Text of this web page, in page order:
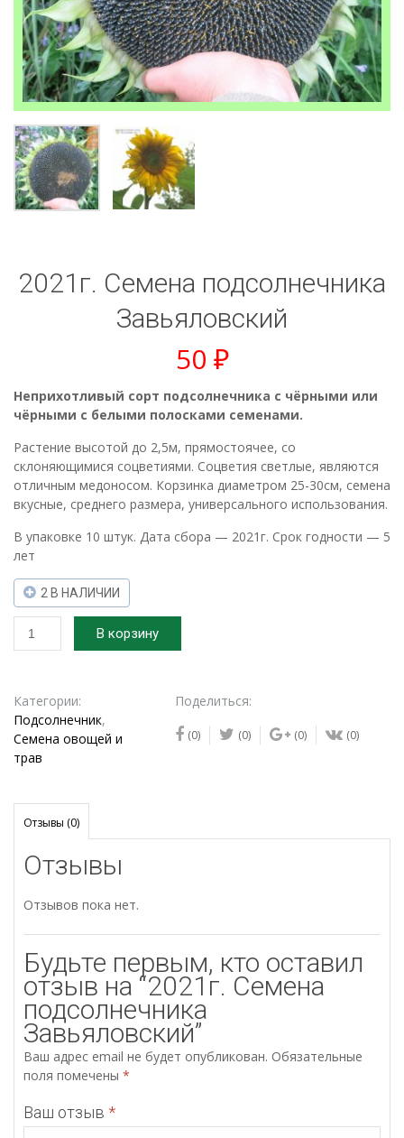
2021г. Семена подсолнечника
Завьяловский
50 ₽
Неприхотливый сорт подсолнечника с чёрными или
чёрными с белыми полосками семенами.
Растение высотой до 2,5м, прямостоячее, со
склоняющимися соцветиями. Соцветия светлые, являются
отличным медоносом. Корзинка диаметром 25-30см, семена
вкусные, среднего размера, универсального использования.
В упаковке 10 штук. Дата сбора — 2021г. Срок годности — 5
лет
2 В НАЛИЧИИ
Количество
товара
подсолнечника
Завьяловский
В корзину
Категории:
Подсолнечник,
Семена овощей и
трав
Поделиться:
(0) (0) (0) (0)
Отзывы (0)
Отзывы
Отзывов пока нет.
Будьте первым, кто оставил
отзыв на “2021г. Семена
подсолнечника
Завьяловский”
Ваш адрес email не будет опубликован. Обязательные
поля помечены *
Ваш отзыв *